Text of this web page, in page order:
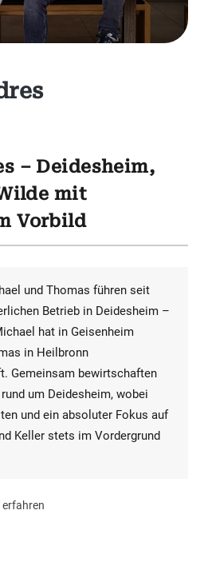
– Deidesheim,
mit
Vorbild
und Thomas führen seit
Betrieb in Deidesheim –
hat in Geisenheim
in Heilbronn
Gemeinsam bewirtschaften
um Deidesheim, wobei
und ein absoluter Fokus auf
Keller stets im Vordergrund
erfahren